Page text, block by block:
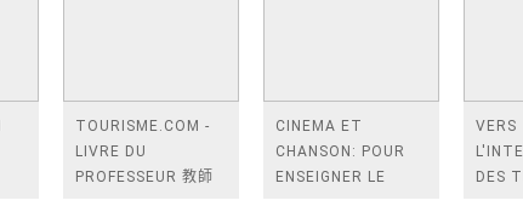
TOURISME.COM -
LIVRE DU
PROFESSEUR 教師
CINEMA ET
CHANSON: POUR
ENSEIGNER LE
VERS
DES